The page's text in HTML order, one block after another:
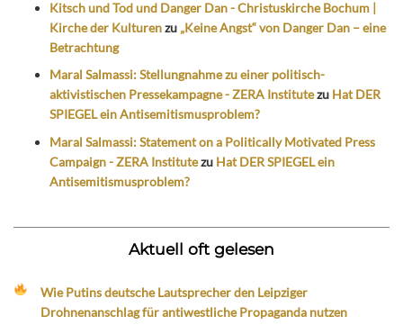
Kitsch und Tod und Danger Dan - Christuskirche Bochum |
Kirche der Kulturenzu „Keine Angst“ von Danger Dan – eine
Betrachtung
Maral Salmassi: Stellungnahme zu einer politisch-
aktivistischen Pressekampagne - ZERA Institutezu Hat DER
SPIEGEL ein Antisemitismusproblem?
Maral Salmassi: Statement on a Politically Motivated Press
Campaign - ZERA Institutezu Hat DER SPIEGEL ein
Antisemitismusproblem?
Aktuell oft gelesen
Wie Putins deutsche Lautsprecher den Leipziger
Drohnenanschlag für antiwestliche Propaganda nutzen